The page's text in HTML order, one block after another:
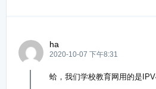
ha
2020-10-07 下午8:31
蛤，我们学校教育网用的是